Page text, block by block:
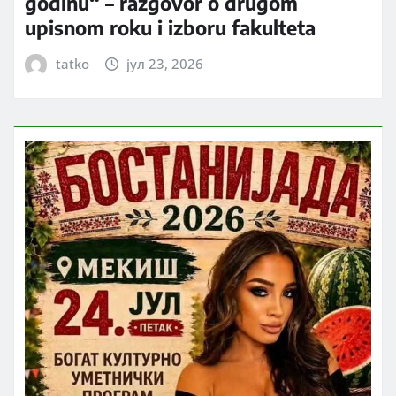
upisnom roku i izboru fakulteta
tatko јул 23, 2026